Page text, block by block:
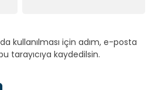
kullanılması için adım, e-posta
tarayıcıya kaydedilsin.